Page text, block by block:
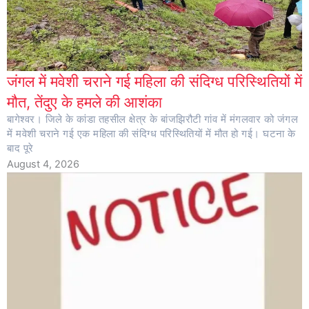
जंगल में मवेशी चराने गई महिला की संदिग्ध परिस्थितियों में
मौत, तेंदुए के हमले की आशंका
बागेश्वर। जिले के कांडा तहसील क्षेत्र के बांजझिरौटी गांव में मंगलवार को जंगल
में मवेशी चराने गई एक महिला की संदिग्ध परिस्थितियों में मौत हो गई। घटना के
बाद पूरे
August 4, 2026